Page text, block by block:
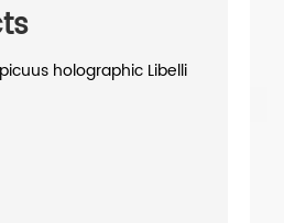
holographic Libelli